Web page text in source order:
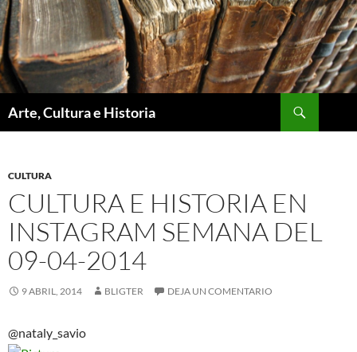
Saltar
al
contenido
Arte, Cultura e Historia
CULTURA
CULTURA E HISTORIA EN
INSTAGRAM SEMANA DEL
09-04-2014
9 ABRIL, 2014 BLIGTER DEJA UN COMENTARIO
@nataly_savio